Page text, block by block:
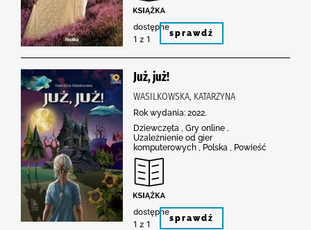
dostępne
1 z 1
sprawdź
Już, już!
WASILKOWSKA, KATARZYNA
Rok wydania: 2022.
Dziewczęta , Gry online ,
Uzależnienie od gier
komputerowych , Polska , Powieść
dostępne
1 z 1
sprawdź